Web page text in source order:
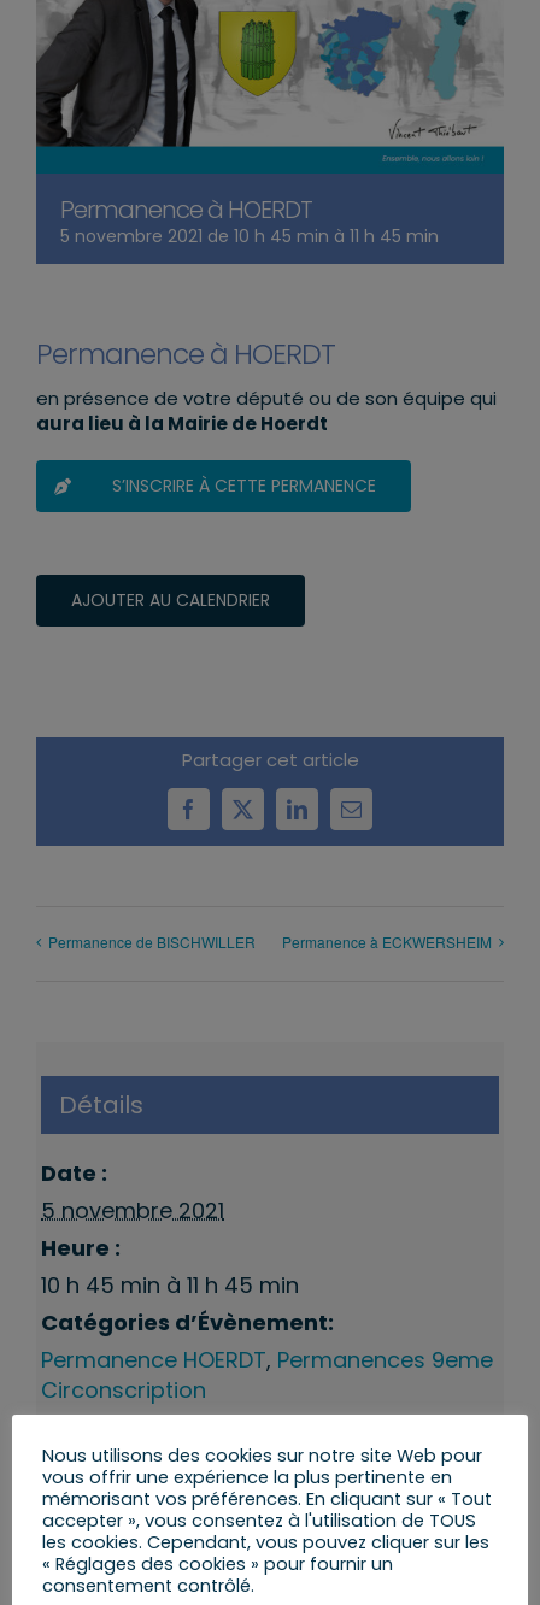
Permanence à HOERDT
5 novembre 2021 de 10 h 45 min à 11 h 45 min
Permanence à HOERDT
en présence de votre député ou de son équipe qui
aura lieu à la Mairie de Hoerdt
S’INSCRIRE À CETTE PERMANENCE
AJOUTER AU CALENDRIER
Partager cet article
Facebook
X LinkedInEmail
Permanence de BISCHWILLER Permanence à ECKWERSHEIM
Détails
Date :
5 novembre 2021
Heure :
10 h 45 min à 11 h 45 min
Catégories d’Évènement:
Permanence HOERDT, Permanences 9eme
Circonscription
Nous utilisons des cookies sur notre site Web pour
vous offrir une expérience la plus pertinente en
mémorisant vos préférences. En cliquant sur « Tout
accepter », vous consentez à l'utilisation de TOUS
les cookies. Cependant, vous pouvez cliquer sur les
« Réglages des cookies » pour fournir un
consentement contrôlé.